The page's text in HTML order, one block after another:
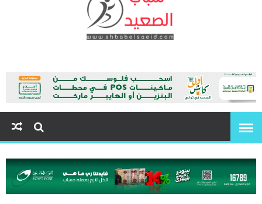
شباب الصعيد